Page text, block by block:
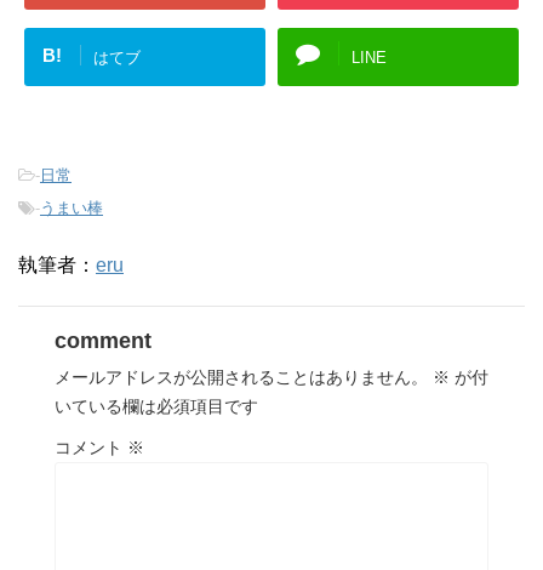
B! はてブ LINE
- 日常
-うまい棒
執筆者： eru
comment
メールアドレスが公開されることはありません。 ※ が付
いている欄は必須項目です
コメント ※